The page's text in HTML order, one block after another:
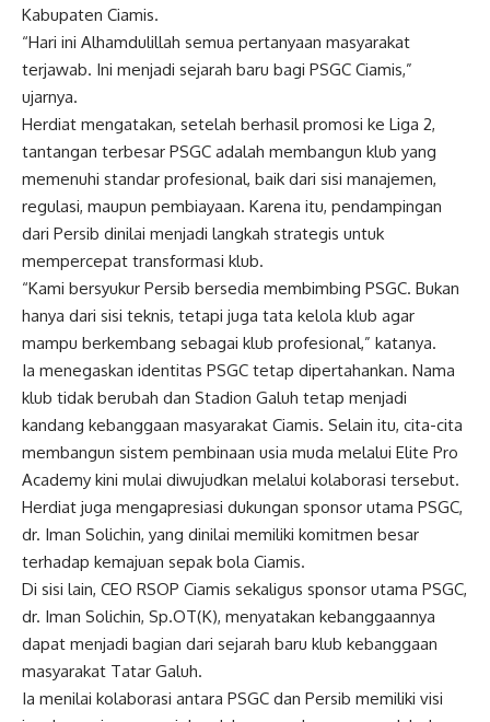
Kabupaten Ciamis.
“Hari ini Alhamdulillah semua pertanyaan masyarakat
terjawab. Ini menjadi sejarah baru bagi PSGC Ciamis,”
ujarnya.
Herdiat mengatakan, setelah berhasil promosi ke Liga 2,
tantangan terbesar PSGC adalah membangun klub yang
memenuhi standar profesional, baik dari sisi manajemen,
regulasi, maupun pembiayaan. Karena itu, pendampingan
dari Persib dinilai menjadi langkah strategis untuk
mempercepat transformasi klub.
“Kami bersyukur Persib bersedia membimbing PSGC. Bukan
hanya dari sisi teknis, tetapi juga tata kelola klub agar
mampu berkembang sebagai klub profesional,” katanya.
Ia menegaskan identitas PSGC tetap dipertahankan. Nama
klub tidak berubah dan Stadion Galuh tetap menjadi
kandang kebanggaan masyarakat Ciamis. Selain itu, cita-cita
membangun sistem pembinaan usia muda melalui Elite Pro
Academy kini mulai diwujudkan melalui kolaborasi tersebut.
Herdiat juga mengapresiasi dukungan sponsor utama PSGC,
dr. Iman Solichin, yang dinilai memiliki komitmen besar
terhadap kemajuan sepak bola Ciamis.
Di sisi lain, CEO RSOP Ciamis sekaligus sponsor utama PSGC,
dr. Iman Solichin, Sp.OT(K), menyatakan kebanggaannya
dapat menjadi bagian dari sejarah baru klub kebanggaan
masyarakat Tatar Galuh.
Ia menilai kolaborasi antara PSGC dan Persib memiliki visi